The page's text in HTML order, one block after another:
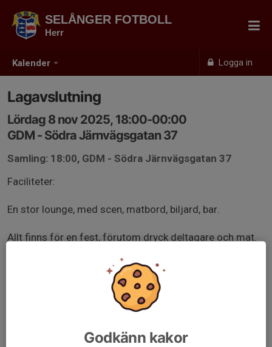
Kalender Logga in
SELÅNGER FOTBOLL
Herr
Lagavslutning
Lördag 8 nov 2025, 18:00-00:00
GDM - Södra Järnvägsgatan 37
Samling: 18:00, GDM - Södra Järnvägsgatan 37
Faciliteter:
En stor lounge, med scen, matbord, biljard, bar.
Allt finns för en fest, förutom dryck deltagare och mat.
Går troligen att lösa så att vi kan kolla fotboll om vi vill
det. Är stort så vi kan göra lekar osv.
Godkänn kakor